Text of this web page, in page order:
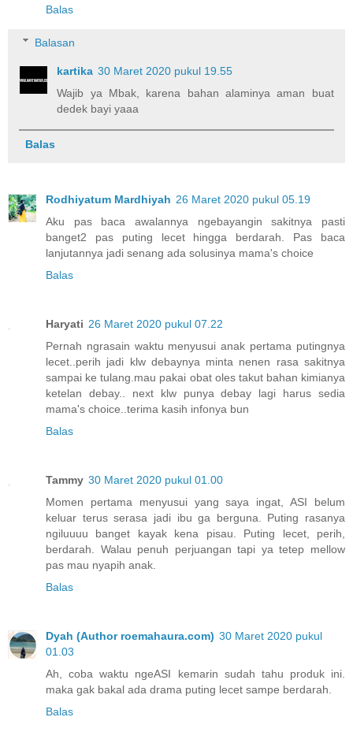
Balas
Balasan
kartika 30 Maret 2020 pukul 19.55
Wajib ya Mbak, karena bahan alaminya aman buat
dedek bayi yaaa
Balas
Rodhiyatum Mardhiyah 26 Maret 2020 pukul 05.19
Aku pas baca awalannya ngebayangin sakitnya pasti
banget2 pas puting lecet hingga berdarah. Pas baca
lanjutannya jadi senang ada solusinya mama's choice
Balas
Haryati 26 Maret 2020 pukul 07.22
Pernah ngrasain waktu menyusui anak pertama putingnya
lecet..perih jadi klw debaynya minta nenen rasa sakitnya
sampai ke tulang.mau pakai obat oles takut bahan kimianya
ketelan debay.. next klw punya debay lagi harus sedia
mama's choice..terima kasih infonya bun
Balas
Tammy 30 Maret 2020 pukul 01.00
Momen pertama menyusui yang saya ingat, ASI belum
keluar terus serasa jadi ibu ga berguna. Puting rasanya
ngiluuuu banget kayak kena pisau. Puting lecet, perih,
berdarah. Walau penuh perjuangan tapi ya tetep mellow
pas mau nyapih anak.
Balas
Dyah (Author roemahaura.com) 30 Maret 2020 pukul
01.03
Ah, coba waktu ngeASI kemarin sudah tahu produk ini.
maka gak bakal ada drama puting lecet sampe berdarah.
Balas